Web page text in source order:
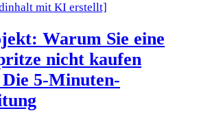
Warum Sie eine
nicht kaufen
Die 5-Minuten-